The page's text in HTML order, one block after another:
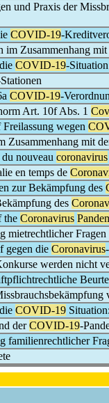
und Praxis der
COVID-19-
im Zusammenhang
COVID-19-
COVID-19-
Art. 10f Abs. 1
wegen
Zusammenhang mit
nouveau coronavirus
en temps de
zur Bekämpfung des
des
the Coronavirus
mietrechtlicher Fragen
gegen die Coronavirus
werden nicht
COVID-19
derCOVID-19-
familienrechtlicher